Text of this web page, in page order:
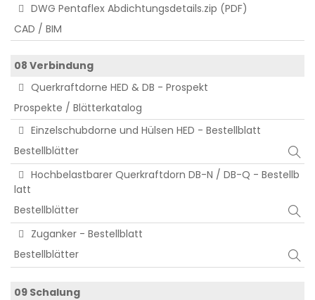
DWG Pentaflex Abdichtungsdetails.zip (PDF)
CAD / BIM
08 Verbindung
Querkraftdorne HED & DB - Prospekt
Prospekte / Blätterkatalog
Einzelschubdorne und Hülsen HED - Bestellblatt
Bestellblätter
Hochbelastbarer Querkraftdorn DB-N / DB-Q - Bestellb
latt
Bestellblätter
Zuganker - Bestellblatt
Bestellblätter
09 Schalung